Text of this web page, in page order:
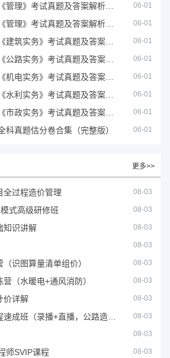
06-01
06-01
06-01
06-01
06-01
06-01
06-01
科真题估分卷合集（完整版） 06-01
更多>>
全过程造价管理 08-03
式高级研修班 08-03
知识讲解 08-03
08-03
识图算量清单组价） 08-03
（水暖电+通风消防） 08-03
价详解 08-03
08-03
08-03
师SVIP课程 08-03